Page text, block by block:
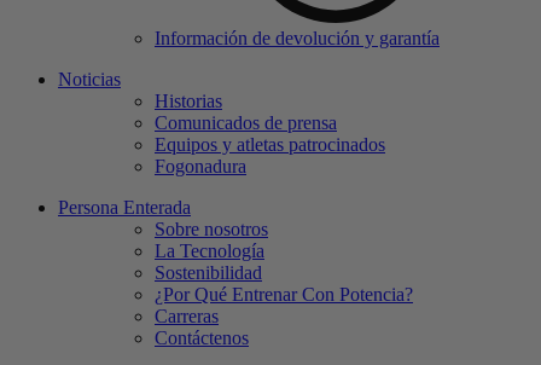
Información de devolución y garantía
Noticias
Historias
Comunicados de prensa
Equipos y atletas patrocinados
Fogonadura
Persona Enterada
Sobre nosotros
La Tecnología
Sostenibilidad
¿Por Qué Entrenar Con Potencia?
Carreras
Contáctenos